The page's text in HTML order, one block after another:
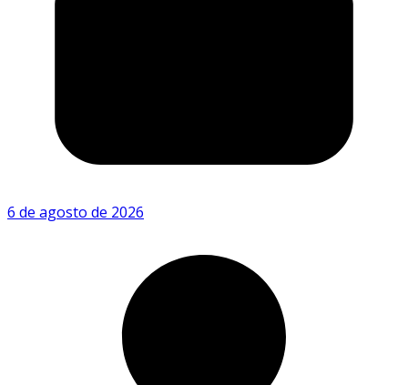
6 de agosto de 2026